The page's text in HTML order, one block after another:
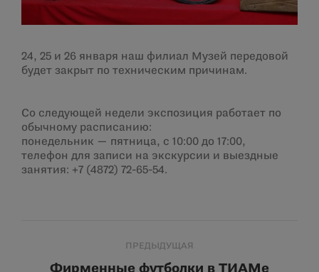
24, 25 и 26 января наш филиал Музей передовой
будет закрыт по техническим причинам.
Со следующей недели экспозиция работает по
обычному расписанию:
понедельник — пятница, с 10:00 до 17:00,
телефон для записи на экскурсии и выездные
занятия: +7 (4872) 72-65-54.
ПРЕДЫДУЩАЯ
Предыдущая
Фирменные футболки в ТИАМе